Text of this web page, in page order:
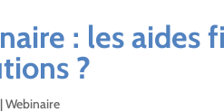
: les aides
?
|Webinaire